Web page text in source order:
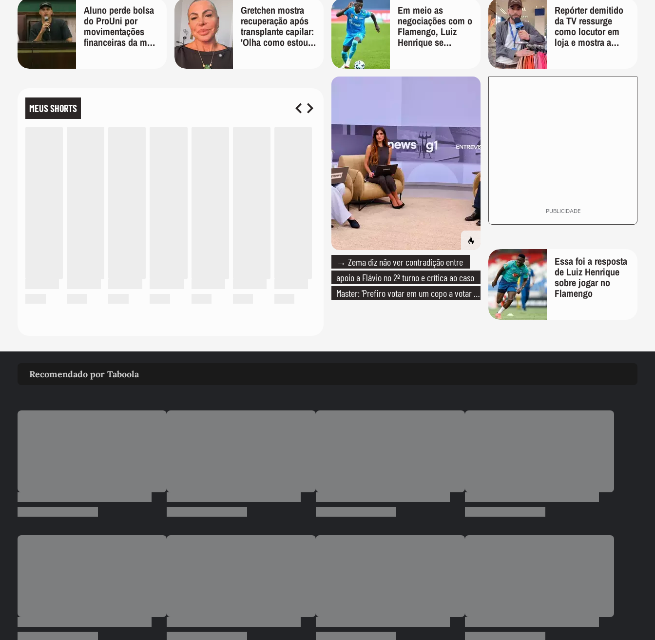
→ Zema diz não ver contradição entre
apoio a Flávio no 2º turno e crítica ao caso
Master: 'Prefiro votar em um copo a votar no
Aluno perde bolsa
do ProUni por
movimentações
financeiras da mãe
Gretchen mostra
recuperação após
transplante capilar:
'Olha como estou
Em meio as
negociações com o
Flamengo, Luiz
Henrique se
Repórter demitido
da TV ressurge
como locutor em
loja e mostra a
MEUS SHORTS
PUBLICIDADE
Essa foi a resposta
de Luiz Henrique
sobre jogar no
Flamengo
Recomendado por Taboola